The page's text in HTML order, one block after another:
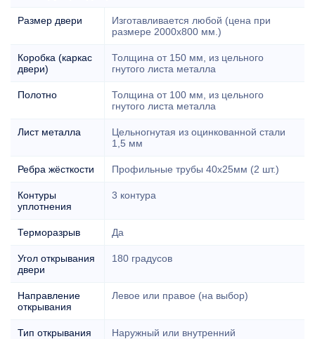
Размер двери
Изготавливается любой (цена при
размере 2000x800 мм.)
Коробка (каркас
двери)
Толщина от 150 мм, из цельного
гнутого листа металла
Полотно
Толщина от 100 мм, из цельного
гнутого листа металла
Лист металла
Цельногнутая из оцинкованной стали
1,5 мм
Ребра жёсткости Профильные трубы 40х25мм (2 шт.)
Контуры
уплотнения
3 контура
Терморазрыв Да
Угол открывания
двери
180 градусов
Направление
открывания
Левое или правое (на выбор)
Тип открывания Наружный или внутренний